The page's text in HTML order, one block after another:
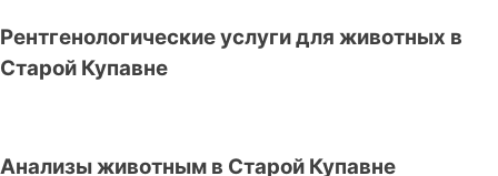
Рентгенологические услуги для животных в
Старой Купавне
Анализы животным в Старой Купавне